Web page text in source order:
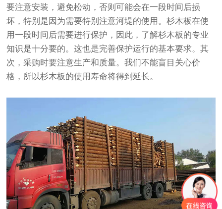
要注意安装，避免松动，否则可能会在一段时间后损
坏，特别是因为需要特别注意河堤的使用。杉木板在使
用一段时间后需要进行保护，因此，了解杉木板的专业
知识是十分要的。这也是完善保护运行的基本要求。其
次，采购时要注意生产和质量。我们不能盲目关心价
格，所以杉木板的使用寿命将得到延长。